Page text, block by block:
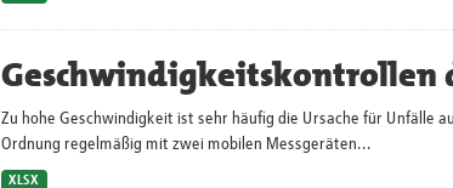
Geschwindigkeitskontrollen
Zu hohe Geschwindigkeit ist sehr häufig die Ursache für Unfälle
Ordnung regelmäßig mit zwei mobilen Messgeräten...
XLSX